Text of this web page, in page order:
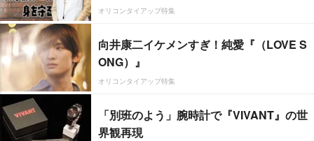
オリコンタイアップ特集
向井康二イケメンすぎ！純愛『（LOVE S
ONG）』
オリコンタイアップ特集
「別班のよう」腕時計で『VIVANT』の世
界観再現